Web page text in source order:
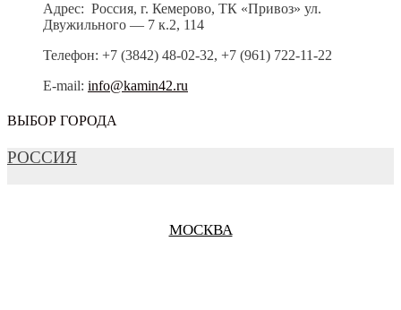
Адрес: Россия, г. Кемерово, ТК «Привоз» ул.
Двужильного — 7 к.2, 114
Телефон: +7 (3842) 48-02-32, +7 (961) 722-11-22
E-mail: info@kamin42.ru
ВЫБОР ГОРОДА
РОССИЯ
МОСКВА